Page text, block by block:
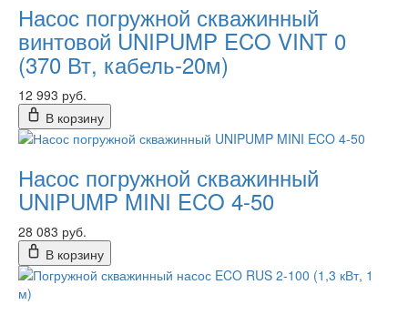
Насос погружной скважинный
винтовой UNIPUMP ECO VINT 0
(370 Вт, кабель-20м)
12 993 руб.
В корзину
Насос погружной скважинный
UNIPUMP MINI ECO 4-50
28 083 руб.
В корзину